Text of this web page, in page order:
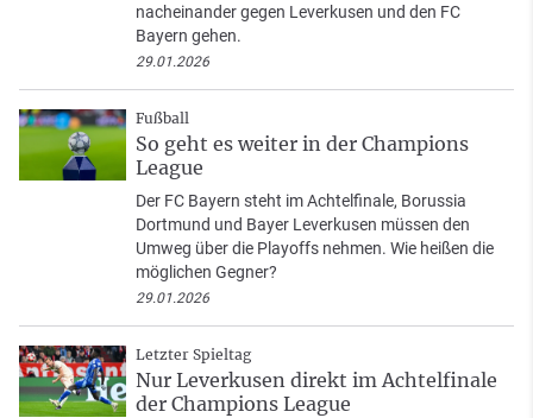
nacheinander gegen Leverkusen und den FC
Bayern gehen.
29.01.2026
Fußball
So geht es weiter in der Champions
League
Der FC Bayern steht im Achtelfinale, Borussia
Dortmund und Bayer Leverkusen müssen den
Umweg über die Playoffs nehmen. Wie heißen die
möglichen Gegner?
29.01.2026
Letzter Spieltag
Nur Leverkusen direkt im Achtelfinale
der Champions League